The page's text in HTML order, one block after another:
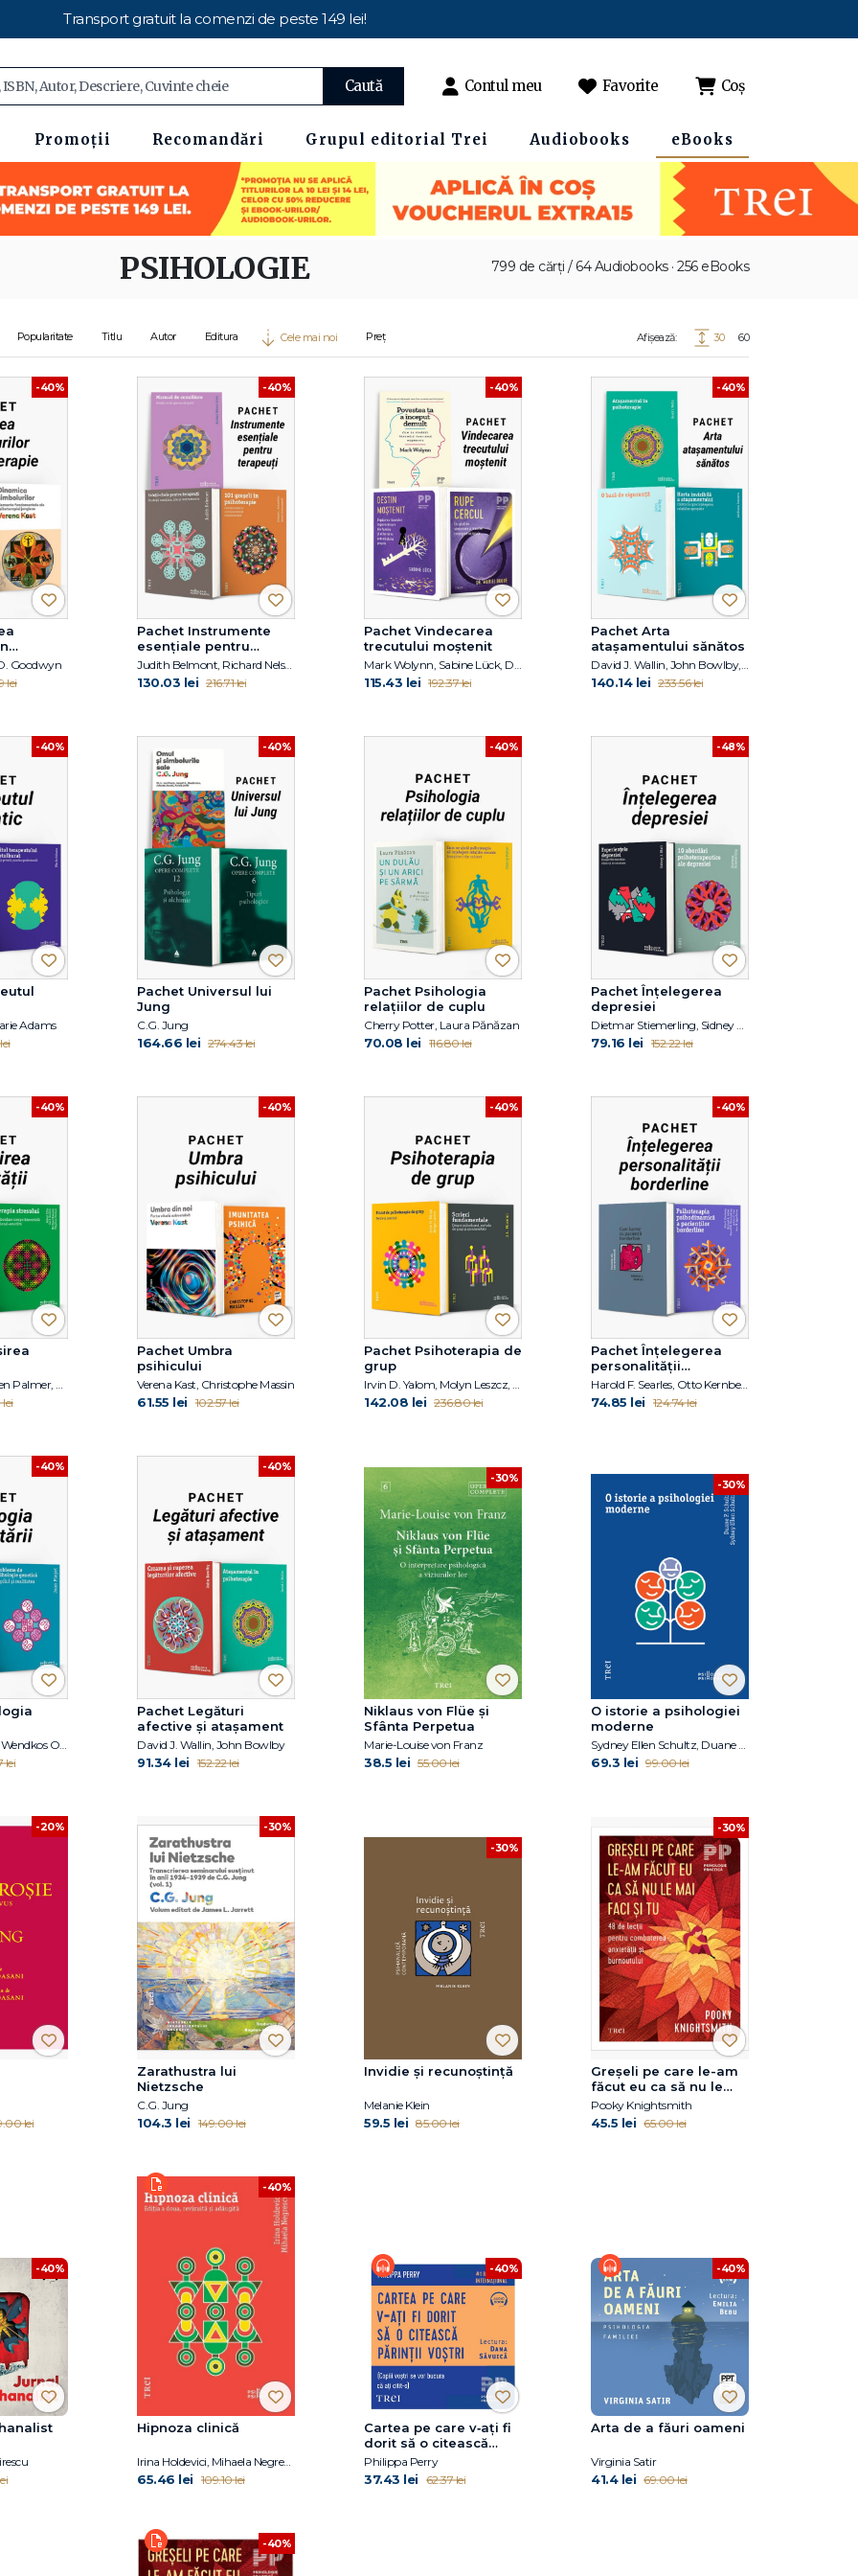
Transport gratuit la comenzi de peste 149 lei!
Caută Contul meu Favorite Coș
Promoții Recomandări Grupul editorial Trei Audiobooks eBooks
799 de cărți / 64 Audiobooks · 256 eBooks
PSIHOLOGIE
Popularitate Titlu Autor Editura Cele mai noi Preț Afișează: 30 60
-40%
Goodwyn
lei
-40%
Pachet Instrumente
esențiale pentru
terapeuți
Judith Belmont, Richard Nelson-Jones, Richard C. Robertiello
130.03 lei 216.71 lei
-40%
Pachet Vindecarea
trecutului moștenit
Mark Wolynn, Sabine Lück, Dr. Mariel Buqué
115.43 lei 192.37 lei
-40%
Pachet Arta
atașamentului sănătos
David J. Wallin, John Bowlby, Andreea Ionescu
140.14 lei 233.56 lei
-40%
Adams
-40%
Pachet Universul lui
Jung
C.G. Jung
164.66 lei 274.43 lei
-40%
Pachet Psihologia
relațiilor de cuplu
Cherry Potter, Laura Pănăzan
70.08 lei 116.80 lei
-48%
Pachet Înțelegerea
depresiei
79.16 lei 152.22 lei
-40%
Albert Ellis, Stephen Palmer, Lynn Lyons, Jack Gordon, Michael Neenan
lei
-40%
Pachet Umbra
psihicului
Verena Kast, Christophe Massin
61.55 lei 102.57 lei
-40%
Pachet Psihoterapia de
grup
Irvin D. Yalom, Molyn Leszcz, Jacob Levy Moreno
142.08 lei 236.80 lei
-40%
Pachet Înțelegerea
personalității
borderline
Harold F. Searles, Otto Kernberg, Michael A. Selzer, Arthur C. Carr, Ann H. Appelbaum, Harold W. Koenigsberg
74.85 lei 124.74 lei
-40%
lei
-40%
Pachet Legături
afective și atașament
David J. Wallin, John Bowlby
91.34 lei 152.22 lei
-30%
Niklaus von Flüe și
Sfânta Perpetua
Marie-Louise von Franz
38.5 lei 55.00 lei
-30%
O istorie a psihologiei
moderne
69.3 lei 99.00 lei
-20%
lei
-30%
Zarathustra lui
Nietzsche
C.G. Jung
104.3 lei 149.00 lei
-30%
Invidie și recunoștință
Melanie Klein
59.5 lei 85.00 lei
-30%
Greșeli pe care le-am
făcut eu ca să nu le
mai faci și tu
Pooky Knightsmith
45.5 lei 65.00 lei
-40%
-40%
Hipnoza clinică
Irina Holdevici, Mihaela Negrescu
65.46 lei 109.10 lei
-40%
Cartea pe care v‑ați fi
dorit să o citească
părinții voștri
Philippa Perry
37.43 lei 62.37 lei
-40%
Arta de a făuri oameni
Virginia Satir
41.4 lei 69.00 lei
-40%